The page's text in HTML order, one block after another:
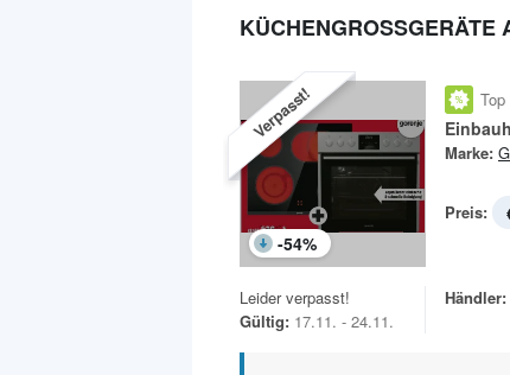
KÜCHENGROSSGERÄTE
Verpasst!
-54%
Marke:
Preis:
Leider verpasst!
Gültig: 17.11. - 24.11.
Händler: